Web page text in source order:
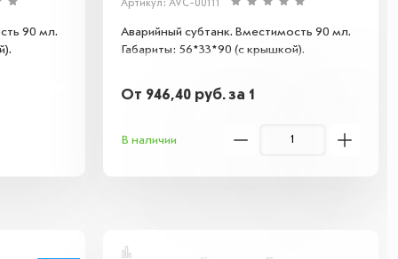
90 мл.
Артикул: AVC-00111
Аварийный субтанк. Вместимость 90 мл.
Габариты: 56*33*90 (с крышкой).
От 946,40 руб.за 1
В наличии